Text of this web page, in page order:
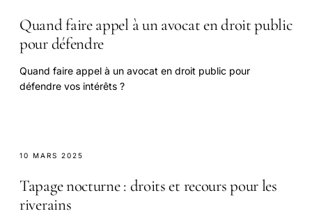
Quand faire appel à un avocat en droit public
pour défendre
Quand faire appel à un avocat en droit public pour
défendre vos intérêts ?
10 MARS 2025
Tapage nocturne : droits et recours pour les
riverains